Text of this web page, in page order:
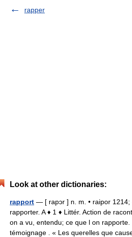
rapper
Look at other dictionaries:
rapport — [ rapɔr ] n. m. • raipor 1214;
rapporter. A ♦ 1 ♦ Littér. Action de
on a vu, entendu; ce que l on rapporte.
témoignage . « Les querelles que